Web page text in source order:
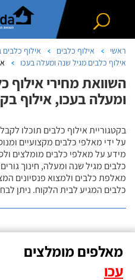
ראשי אילוף כלבים
אילוף כלבים
אילוף כלבים מגיל שנה ומעלה בעכו
השוואת מחירי אילוף
ומעלה בעכו, אילוף
בקטגוריית אילוף כלבים תוכלו
על ידי מאלפי כלבים מקצועיים
מידע על מאלפי כלבים מומלצים
כלבים מגיל שנה ומעלה, חינוך
מאלפת כלבים ולמצוא פנסיונים
כלבים המגיע לבית הלקוח. ניתן
מאלפים מומלצים
עכו